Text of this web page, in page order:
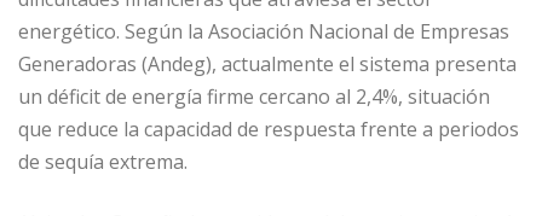
energético. Según la Asociación Nacional de Empresas
Generadoras (Andeg), actualmente el sistema presenta
un déficit de energía firme cercano al 2,4%, situación
que reduce la capacidad de respuesta frente a periodos
de sequía extrema.